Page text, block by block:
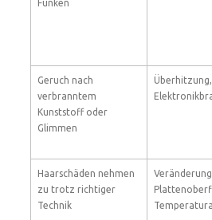
Funken
Geruch nach
verbranntem
Kunststoff oder
Glimmen
Überhitzung,
Haarschäden nehmen
zu trotz richtiger
Technik